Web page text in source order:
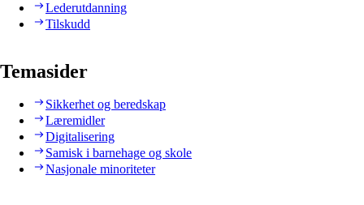
Lederutdanning
Tilskudd
Temasider
Sikkerhet og beredskap
Læremidler
Digitalisering
Samisk i barnehage og skole
Nasjonale minoriteter